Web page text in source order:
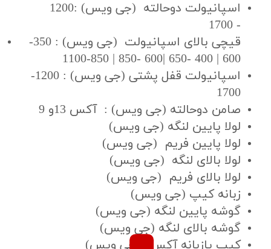
اسپانیولت دوحالته (جی ویس) :1200
- 1700
قیچی بالای اسپانیولت (جی ویس) : 350-
600 | 400 -650 |600 -850 | 850-1100
اسپانیولت قفل پشتی (جی ویس) : 1200-
1700
صامن دوحالته (جی ویس) : آکس 13و 9
لولا پایین لنگه (جی ویس)
لولا پایین فریم (جی ویس)
لولا بالای لنگه (جی ویس)
لولا بالای فریم (جی ویس)
زبانه کیپ (جی ویس)
گوشه پایین لنگه (جی ویس)
گوشه بالای لنگه (جی ویس)
کیپ یازبانه آکس 9(جی ویس)